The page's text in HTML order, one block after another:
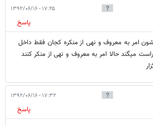
۱۷:۲۵ - ۱۳۹۲/۰۶/۱۶
پاسخ
امر به معروف و نهی از منکره کجان فقط داخل
راست میگند حالا امر به معروف و نهی از منکر کنند
۱۷:۳۲ - ۱۳۹۲/۰۶/۱۶
پاسخ